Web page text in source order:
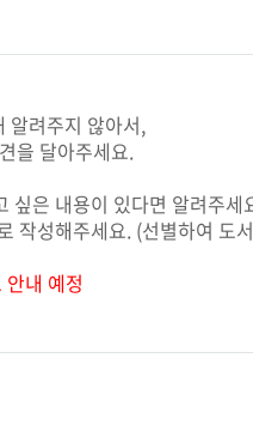
알려주지 않아서,
을 달아주세요.
은 내용이 있다면 알려주세
작성해주세요. (선별하여 도
내 예정